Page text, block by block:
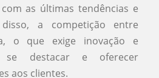
as últimas tendências e
a competição entre
o que exige inovação e
se destacar e oferecer
aos clientes.